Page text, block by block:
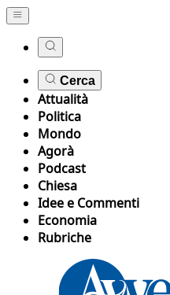
Cerca
Attualità
Politica
Mondo
Agorà
Podcast
Chiesa
Idee e Commenti
Economia
Rubriche